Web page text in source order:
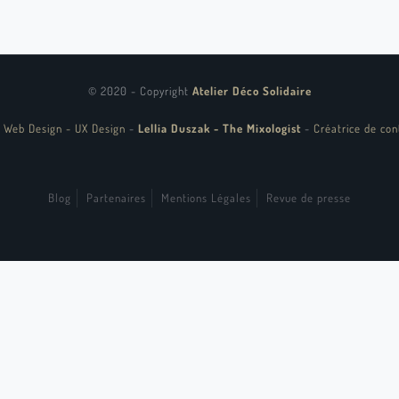
© 2020 - Copyright Atelier Déco Solidaire
Design - UX Design - Lellia Duszak - The Mixologist - Créatrice de
Blog Partenaires Mentions Légales Revue de presse